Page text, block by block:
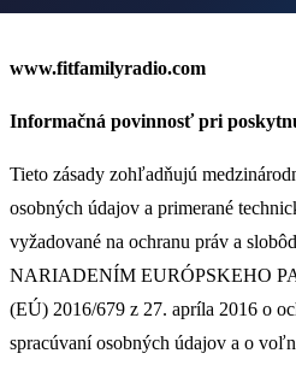
www.fitfamilyradio.com
Informačná povinnosť pri
Tieto zásady zohľadňujú
osobných údajov a primerané
vyžadované na ochranu práv a
NARIADENÍM EURÓPSKEHO
(EÚ) 2016/679 z 27. apríla 2016 o
spracúvaní osobných údajov a o